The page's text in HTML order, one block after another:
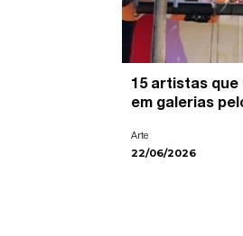
15 artistas
em galerias
Arte
22/06/2026